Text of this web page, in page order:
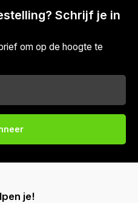
Schrijf je in
om op de hoogte te
je!